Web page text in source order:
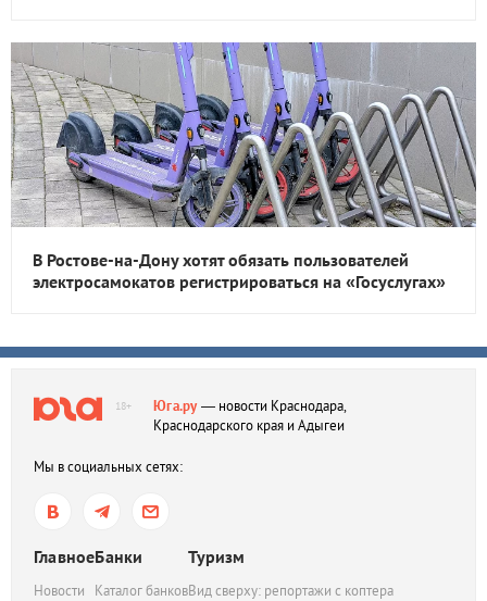
В Ростове-на-Дону хотят обязать пользователей
электросамокатов регистрироваться на «Госуслугах»
18+ Юга.ру— новости Краснодара,
Краснодарского края и Адыгеи
Мы в социальных сетях:
Главное
Новости
Банки
Каталог банков
Туризм
Вид сверху: репортажи с коптера